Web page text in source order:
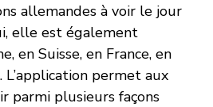
allemandes à voir le jour
elle est également
en Suisse, en France, en
permet aux
parmi plusieurs façons